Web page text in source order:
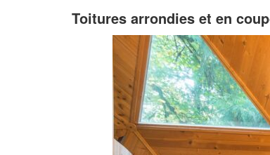
Toitures arrondies et en